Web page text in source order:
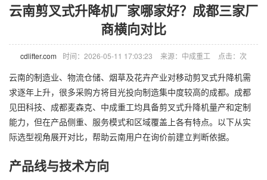
云南剪叉式升降机厂家哪家好？成都三家厂
商横向对比
cdlifter.com 时间：2026-05-11 17:03:23 来源：中成重工 点击： 次
云南的制造业、物流仓储、烟草及花卉产业对移动剪叉式升降机需
求逐年上升，很多采购方将目光投向制造集中度较高的成都。成都
见田科技、成都麦森克、中成重工均具备剪叉式升降机量产和定制
能力，但在产品侧重、服务模式和区域覆盖上各有特点。以下从实
际选型视角展开对比，帮助云南用户在询价前建立判断依据。
产品线与技术方向